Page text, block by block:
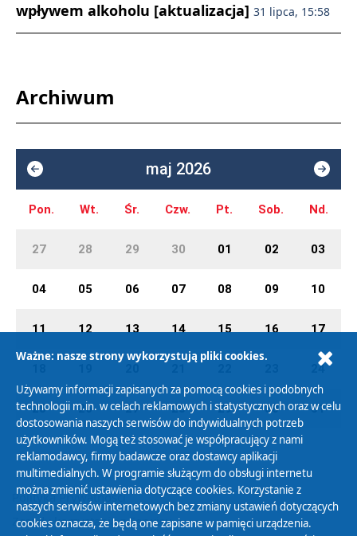
wpływem alkoholu [aktualizacja] 31 lipca, 15:58
Archiwum
maj 2026
Pon. Wt. Śr. Czw. Pt. Sob. Nd.
27 28 29 30 01 02 03
04 05 06 07 08 09 10
11 12 13 14 15 16 17
24
25 26 27 28 29 30 31
Polityka Prywatności
Zasady korzystania z Serwisu
Ważne: nasze strony wykorzystują pliki cookies.
Używamy informacji zapisanych za pomocą cookies i podobnych
technologii m.in. w celach reklamowych i statystycznych oraz w celu
dostosowania naszych serwisów do indywidualnych potrzeb
użytkowników. Mogą też stosować je współpracujący z nami
reklamodawcy, firmy badawcze oraz dostawcy aplikacji
multimedialnych. W programie służącym do obsługi internetu
można zmienić ustawienia dotyczące cookies. Korzystanie z
naszych serwisów internetowych bez zmiany ustawień dotyczących
cookies oznacza, że będą one zapisane w pamięci urządzenia.